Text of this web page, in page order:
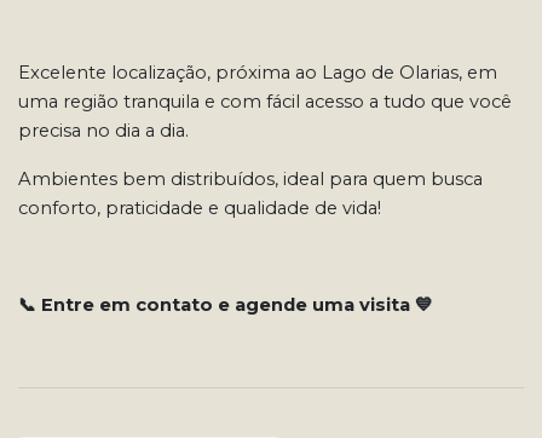
Excelente localização, próxima ao Lago de Olarias, em
uma região tranquila e com fácil acesso a tudo que você
precisa no dia a dia.
Ambientes bem distribuídos, ideal para quem busca
conforto, praticidade e qualidade de vida!
📞 Entre em contato e agende uma visita 💙